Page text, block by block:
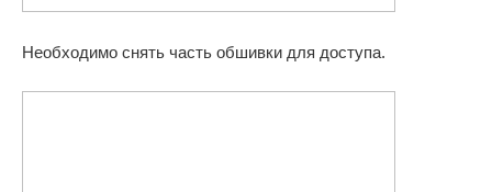
Необходимо снять часть обшивки для доступа.